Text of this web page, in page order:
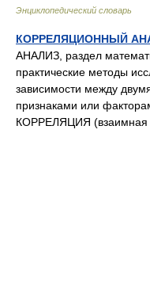
Энциклопедический словарь
КОРРЕЛЯЦИОННЫЙ
АНАЛИЗ, раздел
практические методы
зависимости между
признаками или
КОРРЕЛЯЦИЯ